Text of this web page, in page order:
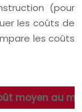
(pour
les coûts de
les coûts
moyen au